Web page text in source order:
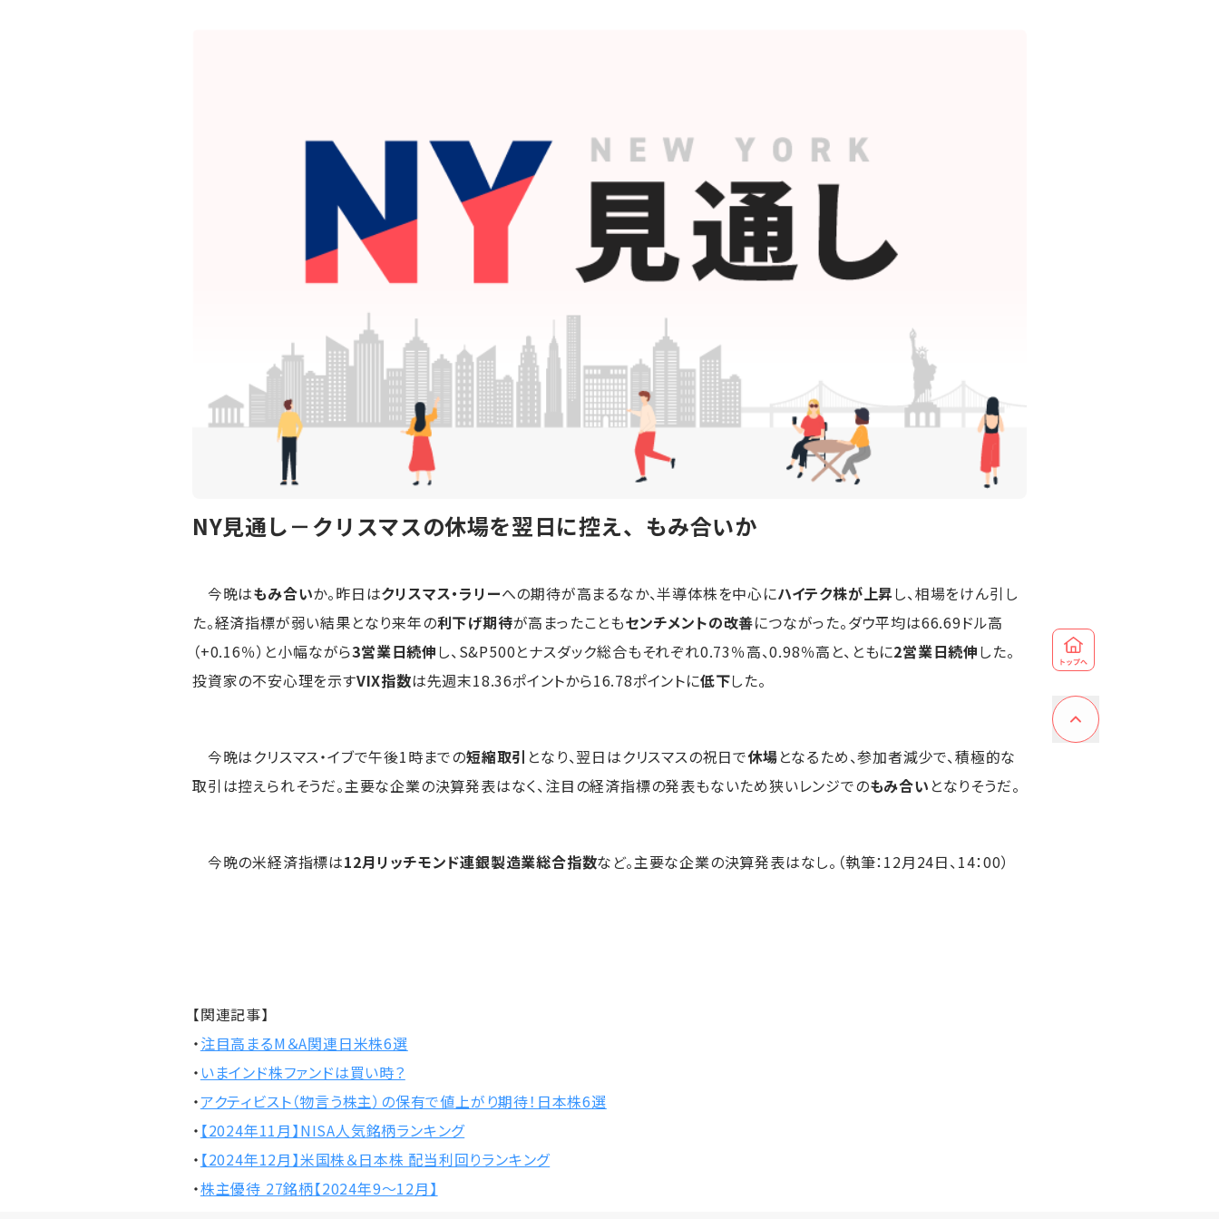
NY見通し－クリスマスの休場を翌日に控え、もみ合いか
今晩はもみ合いか。昨日はクリスマス・ラリーへの期待が高まるなか、半導体株を中心にハイテク株が上昇し、相場をけん引し
た。経済指標が弱い結果となり来年の利下げ期待が高まったこともセンチメントの改善につながった。ダウ平均は66.69ドル高
（+0.16％）と小幅ながら3営業日続伸し、S&P500とナスダック総合もそれぞれ0.73％高、0.98％高と、ともに2営業日続伸した。
投資家の不安心理を示すVIX指数は先週末18.36ポイントから16.78ポイントに低下した。
今晩はクリスマス・イブで午後1時までの短縮取引 となり、翌日はクリスマスの祝日で休場となるため、参加者減少で、積極的な
取引は控えられそうだ。主要な企業の決算発表はなく、注目の経済指標の発表もないため狭いレンジでのもみ合い となりそうだ。
今晩の米経済指標は12月リッチモンド連銀製造業総合指数など。主要な企業の決算発表はなし。（執筆：12月24日、14：00）
【関連記事】
・注目高まるM＆A関連日米株6選
・ いまインド株ファンドは買い時？
・アクティビスト（物言う株主）の保有で値上がり期待！日本株6選
・ 【2024年11月】NISA人気銘柄ランキング
・ 【2024年12月】米国株＆日本株 配当利回りランキング
・株主優待 27銘柄【2024年9～12月】